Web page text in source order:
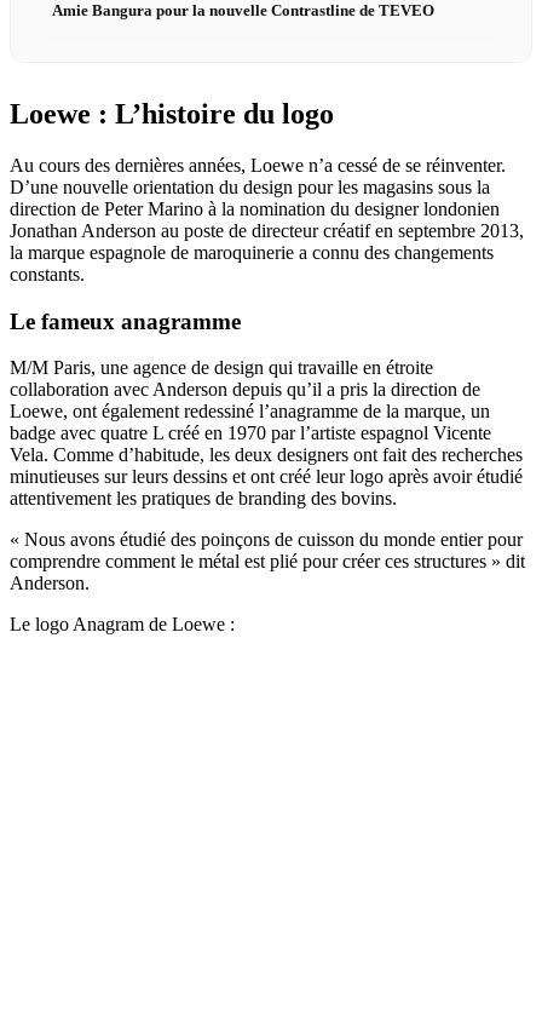
Amie Bangura pour la nouvelle Contrastline de TEVEO
Loewe : L’histoire du logo
Au cours des dernières années, Loewe n’a cessé de se réinventer.
D’une nouvelle orientation du design pour les magasins sous la
direction de Peter Marino à la nomination du designer londonien
Jonathan Anderson au poste de directeur créatif en septembre 2013,
la marque espagnole de maroquinerie a connu des changements
constants.
Le fameux anagramme
M/M Paris, une agence de design qui travaille en étroite
collaboration avec Anderson depuis qu’il a pris la direction de
Loewe, ont également redessiné l’anagramme de la marque, un
badge avec quatre L créé en 1970 par l’artiste espagnol Vicente
Vela. Comme d’habitude, les deux designers ont fait des recherches
minutieuses sur leurs dessins et ont créé leur logo après avoir étudié
attentivement les pratiques de branding des bovins.
« Nous avons étudié des poinçons de cuisson du monde entier pour
comprendre comment le métal est plié pour créer ces structures » dit
Anderson.
Le logo Anagram de Loewe :